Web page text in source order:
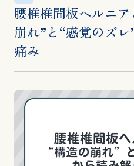
腰椎椎間板ヘルニ
崩れ”と“感覚のズ
痛み